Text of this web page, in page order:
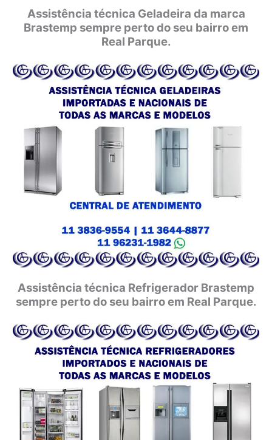
Assistência técnica Geladeira da marca
Brastemp sempre perto do seu bairro em
Real Parque.
Assistência técnica Refrigerador Brastemp
sempre perto do seu bairro em Real Parque.